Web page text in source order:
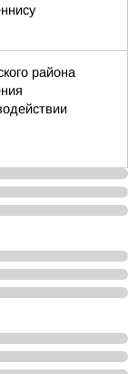
района